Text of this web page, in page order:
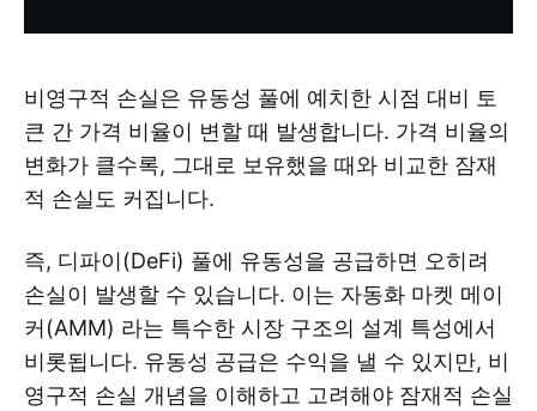
비영구적 손실은 유동성 풀에 예치한 시점 대비 토
큰 간 가격 비율이 변할 때 발생합니다. 가격 비율의
변화가 클수록, 그대로 보유했을 때와 비교한 잠재
적 손실도 커집니다.
즉, 디파이(DeFi) 풀에 유동성을 공급하면 오히려
손실이 발생할 수 있습니다. 이는 자동화 마켓 메이
커(AMM) 라는 특수한 시장 구조의 설계 특성에서
비롯됩니다. 유동성 공급은 수익을 낼 수 있지만, 비
영구적 손실 개념을 이해하고 고려해야 잠재적 손실